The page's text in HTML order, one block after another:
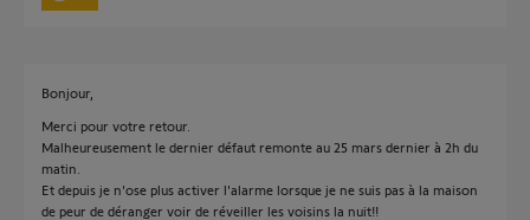
Bonjour,
Merci pour votre retour.
Malheureusement le dernier défaut remonte au 25 mars dernier à 2h du
matin.
Et depuis je n'ose plus activer l'alarme lorsque je ne suis pas à la maison
de peur de déranger voir de réveiller les voisins la nuit!!